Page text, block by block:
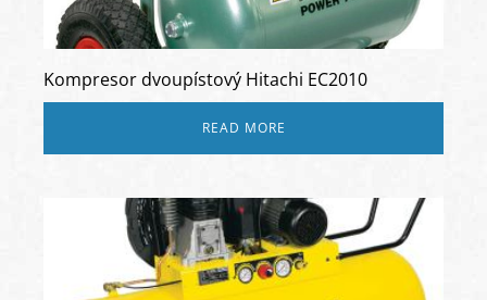
Kompresor dvoupístový Hitachi EC2010
READ MORE